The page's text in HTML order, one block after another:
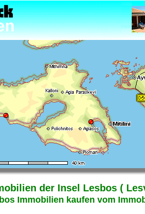
der Insel Lesbos (
Immobilien kaufen vom